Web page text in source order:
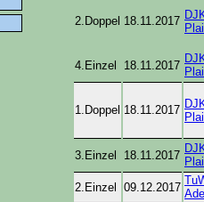
2.Doppel 18.11.2017
4.Einzel 18.11.2017
1.Doppel 18.11.2017
3.Einzel 18.11.2017
2.Einzel
09.12.2017